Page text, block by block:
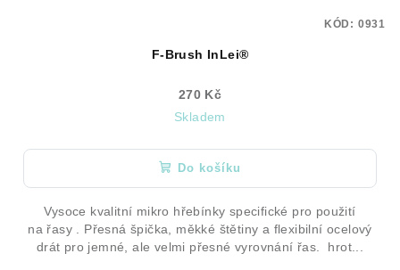
F-Brush InLei®
270 Kč
Skladem
Do košíku
Vysoce kvalitní mikro hřebínky specifické pro použití
na řasy . Přesná špička, měkké štětiny a flexibilní ocelový
drát pro jemné, ale velmi přesné vyrovnání řas. hrot...
KÓD: 0931